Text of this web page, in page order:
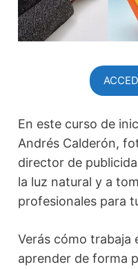
En este curso de
Andrés Calderón,
director de
la luz natural y a
profesionales para
Verás cómo trabaja
aprender de forma